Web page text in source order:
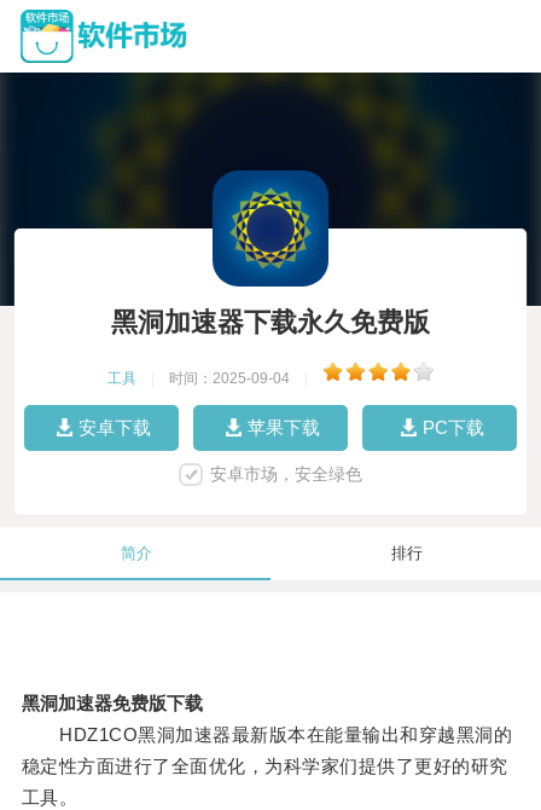
黑洞加速器下载永久免费版
工具 时间：2025-09-04
安卓下载 苹果下载 PC下载
安卓市场，安全绿色
简介 排行
黑洞加速器免费版下载
HDZ1CO黑洞加速器最新版本在能量输出和穿越黑洞的
稳定性方面进行了全面优化，为科学家们提供了更好的研究
工具。